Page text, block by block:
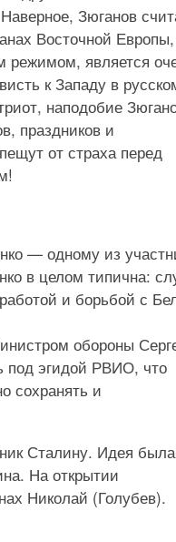
Зюганов
Восточной Европы,
режимом, является
к Западу в
наподобие
праздников и
от страха перед
— одному из
в целом типична:
и борьбой с
обороны
под эгидой РВИО, что
сохранять и
Сталину. Идея
На открытии
Николай (Голубев).